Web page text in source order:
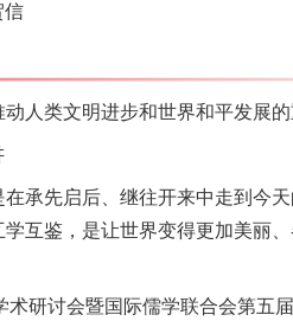
类文明进步和世界和平发展的
先启后、继往开来中走到今天
互鉴，是让世界变得更加美丽
讨会暨国际儒学联合会第五届